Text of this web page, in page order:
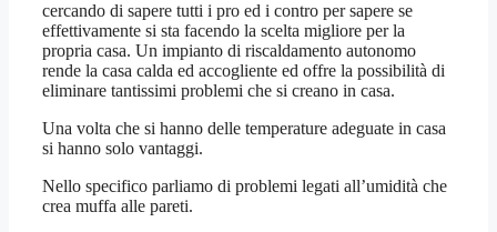
cercando di sapere tutti i pro ed i contro per sapere se
effettivamente si sta facendo la scelta migliore per la
propria casa. Un impianto di riscaldamento autonomo
rende la casa calda ed accogliente ed offre la possibilità di
eliminare tantissimi problemi che si creano in casa.
Una volta che si hanno delle temperature adeguate in casa
si hanno solo vantaggi.
Nello specifico parliamo di problemi legati all’umidità che
crea muffa alle pareti.